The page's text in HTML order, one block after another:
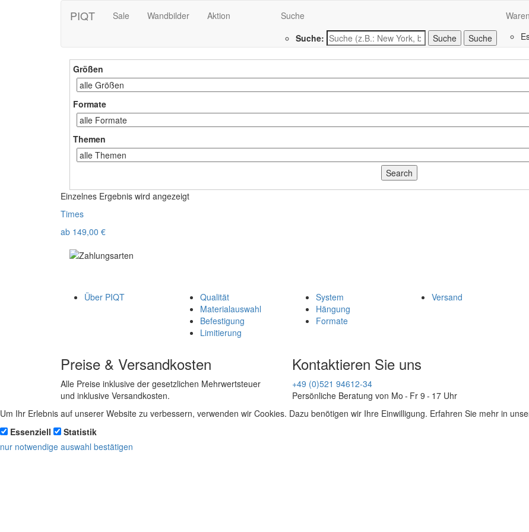
PIQT Sale Wandbilder Aktion
Suche
Suche:
Suche
Größen
Formate
Themen
Einzelnes Ergebnis wird angezeigt
Times
ab 149,00 €
Über PIQT
Qualität
Materialauswahl
Befestigung
Limitierung
System
Hängung
Formate
Versand
Preise & Versandkosten
Alle Preise inklusive der gesetzlichen Mehrwertsteuer
und inklusive Versandkosten.
Kontaktieren Sie uns
+49 (0)521 94612-34
Persönliche Beratung von Mo - Fr 9 - 17 Uhr
Um Ihr Erlebnis auf unserer Website zu verbessern, verwenden wir Cookies. Dazu benötigen wir Ihre Einwilligung. Erfahren Sie mehr in
Essenziell
Statistik
nur notwendige auswahl bestätigen